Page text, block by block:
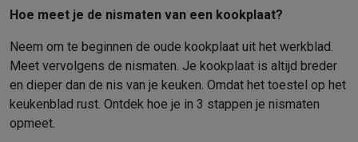
Verwarmen Elektrische verwarmingElektrische dekens
HuisdierenAutomatische voerbakAutomatische kattenbak
Beauty & gezondheid
HaarverzorgingHaardrogersStijltangenKrultangenFöhnborstels
MondhygiëneElektrische tandenborstelsOpzetborstels
Scheren
Hoe meet je de nismaten van een kookplaat?
Neem om te beginnen de oude kookplaat uit het werkblad.
Meet vervolgens de nismaten. Je kookplaat is altijd breder
en dieper dan de nis van je keuken. Omdat het toestel op het
keukenblad rust. Ontdek hoe je in 3 stappen je nismaten
opmeet.